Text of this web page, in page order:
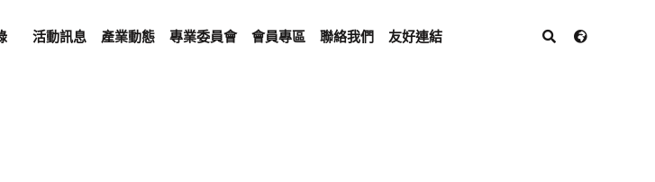
活動訊息 產業動態 專業委員會 會員專區 聯絡我們 友好連結